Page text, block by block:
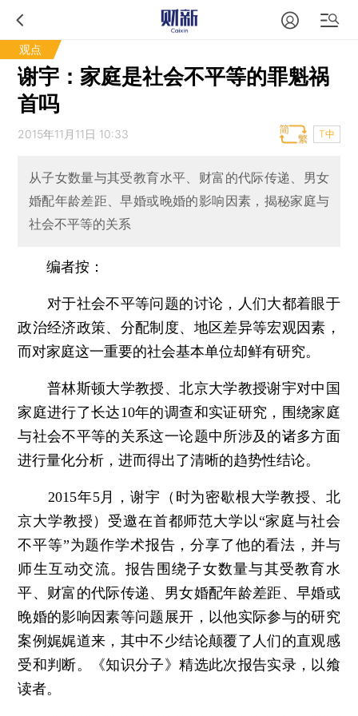
观点
谢宇：家庭是社会不平等的罪魁祸
首吗
2015年11月11日 10:33 T中
从子女数量与其受教育水平、财富的代际传递、男女
婚配年龄差距、早婚或晚婚的影响因素，揭秘家庭与
社会不平等的关系
编者按：
对于社会不平等问题的讨论，人们大都着眼于
政治经济政策、分配制度、地区差异等宏观因素，
而对家庭这一重要的社会基本单位却鲜有研究。
普林斯顿大学教授、北京大学教授谢宇对中国
家庭进行了长达10年的调查和实证研究，围绕家庭
与社会不平等的关系这一论题中所涉及的诸多方面
进行量化分析，进而得出了清晰的趋势性结论。
2015年5月，谢宇（时为密歇根大学教授、北
京大学教授）受邀在首都师范大学以“家庭与社会
不平等”为题作学术报告，分享了他的看法，并与
师生互动交流。报告围绕子女数量与其受教育水
平、财富的代际传递、男女婚配年龄差距、早婚或
晚婚的影响因素等问题展开，以他实际参与的研究
案例娓娓道来，其中不少结论颠覆了人们的直观感
受和判断。《知识分子》精选此次报告实录，以飨
读者。